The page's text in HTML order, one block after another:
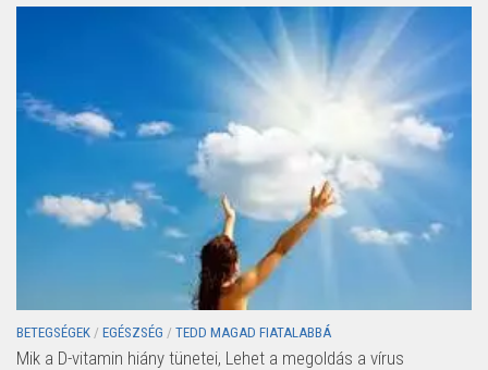
BETEGSÉGEK / EGÉSZSÉG / TEDD MAGAD FIATALABBÁ
Mik a D-vitamin hiány tünetei, Lehet a megoldás a vírus